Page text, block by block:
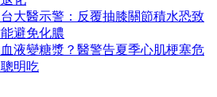
大醫示警：反覆抽膝關節積水恐致
避免化膿
液變糖漿？醫警告夏季心肌梗塞危
明吃